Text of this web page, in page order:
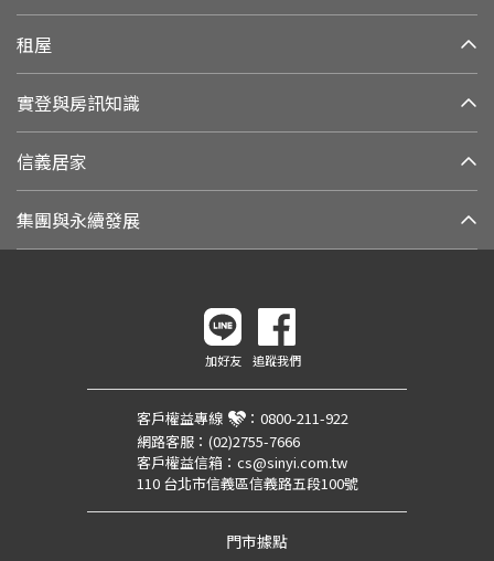
租屋
實登與房訊知識
信義居家
集團與永續發展
加好友 追蹤我們
客戶權益專線 ： 0800-211-922
網路客服： (02)2755-7666
客戶權益信箱： cs@sinyi.com.tw
110 台北市信義區信義路五段100號
門市據點